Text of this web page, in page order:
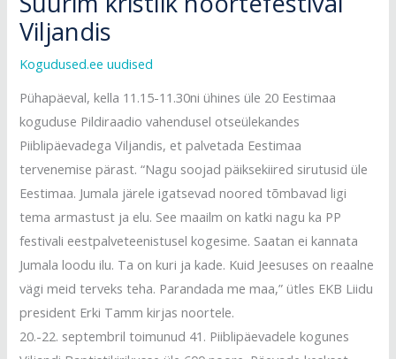
Viljandis
Kogudused.ee uudised
Pühapäeval, kella 11.15-11.30ni ühines üle 20 Eestimaa
koguduse Pildiraadio vahendusel otseülekandes
Piiblipäevadega Viljandis, et palvetada Eestimaa
tervenemise pärast. “Nagu soojad päiksekiired sirutusid üle
Eestimaa. Jumala järele igatsevad noored tõmbavad ligi
tema armastust ja elu. See maailm on katki nagu ka PP
festivali eestpalveteenistusel kogesime. Saatan ei kannata
Jumala loodu ilu. Ta on kuri ja kade. Kuid Jeesuses on reaalne
vägi meid terveks teha. Parandada me maa,” ütles EKB Liidu
president Erki Tamm kirjas noortele.
20.-22. septembril toimunud 41. Piiblipäevadele kogunes